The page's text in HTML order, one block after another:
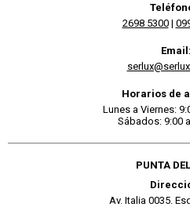
2698 5300|
Email:
Horarios de
Lunes a Viernes:
Sábados: 9:00
PUNTA
Av. Italia 0035.